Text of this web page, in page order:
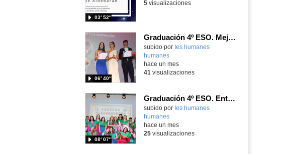
03′ 52″
5visualizaciones
Graduación 4º ESO. Mejores expedientes
subido por Ies humanes
humanes
06′ 40″
-
hace un mes
41 visualizaciones
Graduación 4º ESO. Entrega de bandas 4ºA
subido por Ies humanes
humanes
08′ 07″
-
hace un mes
25visualizaciones